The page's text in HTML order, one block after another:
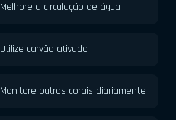
Melhore a circulação de água
Utilize carvão ativado
Monitore outros corais diariamente